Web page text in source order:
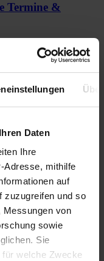
Daten
Ihre
Adresse, mithilfe
auf
zuzugreifen und so
Messungen von
sowie
Sie
welche Zwecke
Termine &
Champions“
»
neues
»
um den